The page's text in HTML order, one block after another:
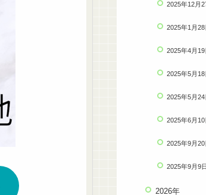
2025年12月
2025年1月
2025年4月
2025年5月
2025年5月
2025年6月
2025年9月
2025年9月9
2026年